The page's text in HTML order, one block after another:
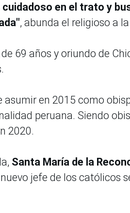
cuidadoso en el trato y
, abunda el religioso a la
69 años y oriundo de
asumir en 2015 como
peruana. Siendo
2020.
Santa María de la
jefe de los católicos